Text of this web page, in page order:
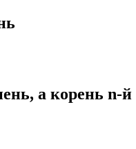
а корень n-й